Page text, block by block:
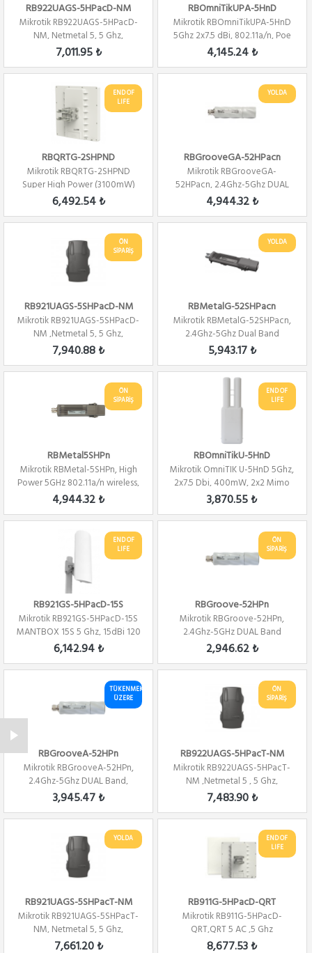
RB922UAGS-5HPacD-NM
Mikrotik RB922UAGS-5HPacD-
NM, Netmetal 5, 5 Ghz,
802.11ac, 2x2 Mim...
7,011.95 ₺
RBOmniTikUPA-5HnD
Mikrotik RBOmniTikUPA-5HnD
5Ghz 2x7.5 dBi, 802.11a/n, Poe
Out, PT...
4,145.24 ₺
END OF
LIFE
RBQRTG-2SHPND
Mikrotik RBQRTG-2SHPND
Super High Power (3100mW)
2.4Ghz PTP/PTMP L4
6,492.54 ₺
YOLDA
RBGrooveGA-52HPacn
Mikrotik RBGrooveGA-
52HPacn, 2.4Ghz-5Ghz DUAL
Band, 802.11a/b/g/n...
4,944.32 ₺
ÖN
SİPARİŞ
RB921UAGS-5SHPacD-NM
Mikrotik RB921UAGS-5SHPacD-
NM ,Netmetal 5, 5 Ghz,
802.11ac ,2x2 Mi...
7,940.88 ₺
YOLDA
RBMetalG-52SHPacn
Mikrotik RBMetalG-52SHPacn,
2.4Ghz-5Ghz Dual Band
802.11a/b/g/n/ac...
5,943.17 ₺
ÖN
SİPARİŞ
RBMetal5SHPn
Mikrotik RBMetal-5SHPn, High
Power 5GHz 802.11a/n wireless,
Route...
4,944.32 ₺
END OF
LIFE
RBOmniTikU-5HnD
Mikrotik OmniTIK U-5HnD 5Ghz,
2x7.5 Dbi, 400mW, 2x2 Mimo
,802.11a/...
3,870.55 ₺
END OF
LIFE
RB921GS-5HPacD-15S
Mikrotik RB921GS-5HPacD-15S
MANTBOX 15S 5 Ghz, 15dBi 120
ANTEN, 80...
6,142.94 ₺
ÖN
SİPARİŞ
RBGroove-52HPn
Mikrotik RBGroove-52HPn,
2.4Ghz-5GHz DUAL Band
802.11a/b/g/n, PTP...
2,946.62 ₺
TÜKENMEK
ÜZERE
RBGrooveA-52HPn
Mikrotik RBGrooveA-52HPn,
2.4Ghz-5Ghz DUAL Band,
802.11a/b/g/n, PT...
3,945.47 ₺
ÖN
SİPARİŞ
RB922UAGS-5HPacT-NM
Mikrotik RB922UAGS-5HPacT-
NM ,Netmetal 5 , 5 Ghz,
802.11ac ,3x3 Mi...
7,483.90 ₺
YOLDA
RB921UAGS-5SHPacT-NM
Mikrotik RB921UAGS-5SHPacT-
NM, Netmetal 5, 5 Ghz,
802.11ac,3x3 Mim...
7,661.20 ₺
END OF
LIFE
RB911G-5HPacD-QRT
Mikrotik RB911G-5HPacD-
QRT,QRT 5 AC ,5 Ghz
,24Dbi,2x2 Mimo 10 Dere...
8,677.53 ₺